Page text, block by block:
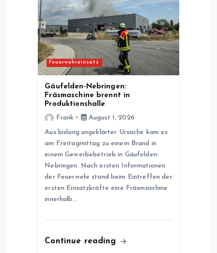
Feuerwehreinsatz
Gäufelden-Nebringen:
Fräsmaschine brennt in
Produktionshalle
Frank
August 1, 2026
Aus bislang ungeklärter Ursache kam es
am Freitagmittag zu einem Brand in
einem Gewerbebetrieb in Gäufelden-
Nebringen. Nach ersten Informationen
der Feuerwehr stand beim Eintreffen der
ersten Einsatzkräfte eine Fräsmaschine
innerhalb…
Continue reading